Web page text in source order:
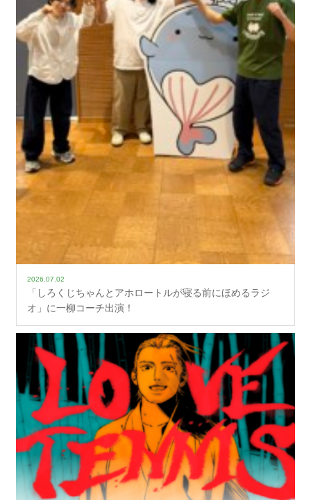
2026.07.02
「しろくじちゃんとアホロートルが寝る前にほめるラジ
オ」に一柳コーチ出演！